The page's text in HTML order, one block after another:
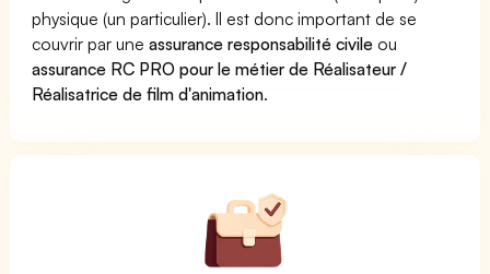
physique (un particulier). Il est donc important de se
couvrir par uneassurance responsabilité civile ou
assurance RC PRO pour le métier de Réalisateur /
Réalisatrice de film d'animation.